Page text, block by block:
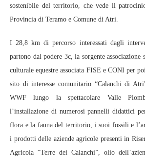
sostenibile del territorio, che vede il
Provincia di Teramo e Comune di Atri.
I 28,8 km di percorso interessati dagli
partono dal podere 3c, la sorgente
culturale equestre associata FISE e CONI per
sito di interesse comunitario “Calanchi di
WWF lungo la spettacolare Valle
l’installazione di numerosi pannelli didattici
flora e la fauna del territorio, i suoi fossili e
i prodotti delle aziende agricole presenti in
Agricola “Terre dei Calanchi”, olio